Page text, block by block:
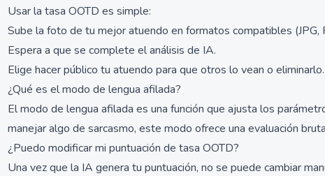
Usar la tasa OOTD es simple:
Sube la foto de tu mejor atuendo en formatos compatibles
Espera a que se complete el análisis de IA.
Elige hacer público tu atuendo para que otros lo vean o
¿Qué es el modo de lengua afilada?
El modo de lengua afilada es una función que ajusta los
manejar algo de sarcasmo, este modo ofrece una evaluación
¿Puedo modificar mi puntuación de tasa OOTD?
Una vez que la IA genera tu puntuación, no se puede cambiar